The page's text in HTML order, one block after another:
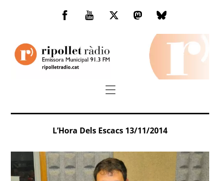
Facebook
You
TwitterMastodonBluesky
Menu
L’Hora Dels Escacs 13/11/2014